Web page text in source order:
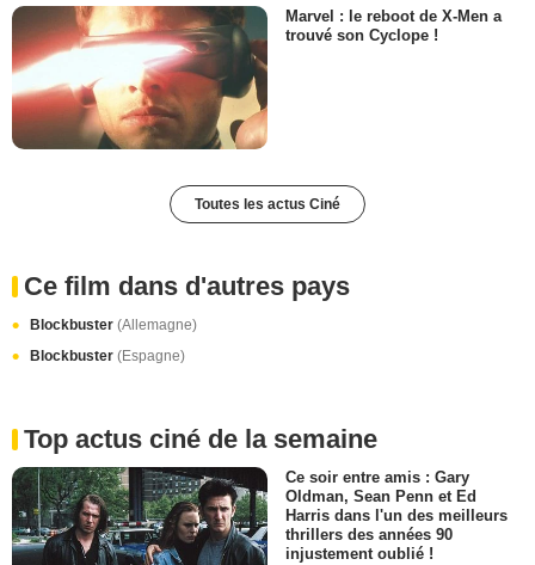
Marvel : le reboot de X-Men a
trouvé son Cyclope !
Toutes les actus Ciné
Ce film dans d'autres pays
Blockbuster (Allemagne)
Blockbuster (Espagne)
Top actus ciné de la semaine
Ce soir entre amis : Gary
Oldman, Sean Penn et Ed
Harris dans l'un des meilleurs
thrillers des années 90
injustement oublié !